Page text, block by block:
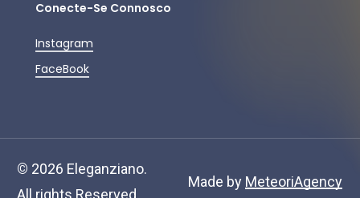
Ver Carrinho Finalizar Compras
Conecte-Se Connosco
Instagram
FaceBook
© 2026 Eleganziano.
Made by MeteoriAgency